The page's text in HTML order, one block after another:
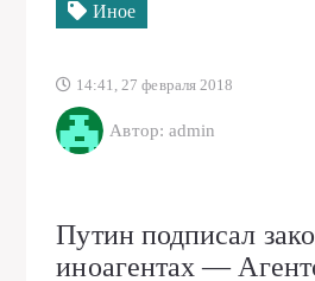
Иное
14:41, 27 февраля 2018
Автор: admin
Путин подписал
иноагентах —